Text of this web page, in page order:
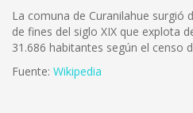
La comuna de Curanilahue surgió
de fines del siglo XIX que explota
31.686 habitantes según el censo
Fuente: Wikipedia